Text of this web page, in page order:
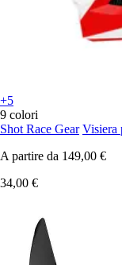
+5
9 colori
Shot Race Gear Visiera
A partire da 149,00 €
34,00 €